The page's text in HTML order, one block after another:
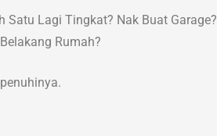
Satu Lagi Tingkat? Nak Buat Garage?
Rumah?